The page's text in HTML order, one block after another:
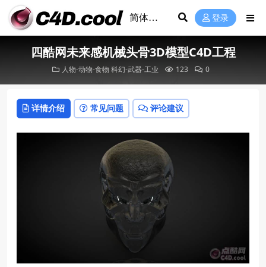
登录
四酷网未来感机械头骨3D模型C4D工程
人物-动物-食物 科幻-武器-工业 123 0
详情介绍 常见问题 评论建议